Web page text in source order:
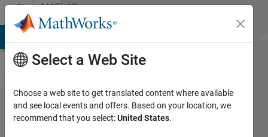
Skip to contentMATLAB
Answers
極座標
系での
Select a Web Site
Choose a web site to get translated content where available
and see local events and offers. Based on your location, we
recommend that you select:United States.